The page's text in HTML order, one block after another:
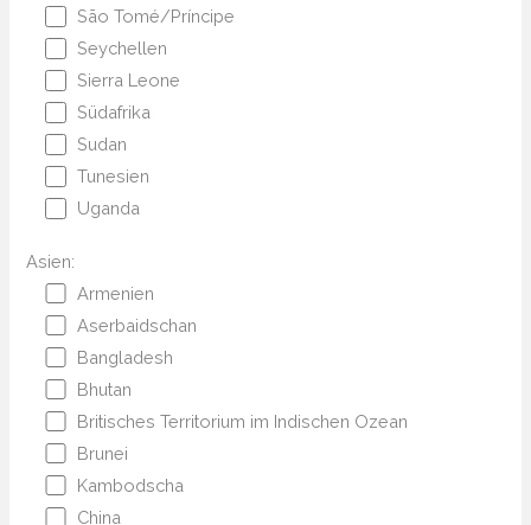
São Tomé/Príncipe
Seychellen
Sierra Leone
Südafrika
Sudan
Tunesien
Uganda
Asien:
Armenien
Aserbaidschan
Bangladesh
Bhutan
Britisches Territorium im Indischen Ozean
Brunei
Kambodscha
China